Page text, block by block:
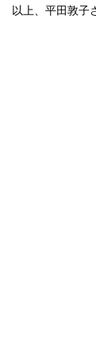
以上、平田敦子